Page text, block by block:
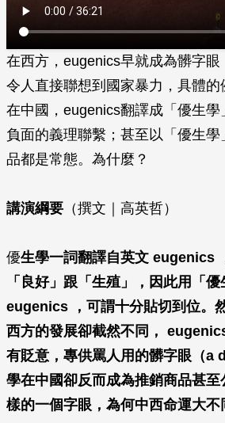
在西方，eugenics早就成為髒字眼
令人直接聯想到國家暴力，具體
在中國，eugenics翻譯成「優生學
負面的義理聯繫；甚至以「優生
品都是常態。為什麼？
講演綱要 （撰文｜高英哲）
優生學一詞翻譯自英文 eugenics
「良好」跟「生殖」，因此用「
eugenics ，可謂十分貼切到位。
西方的發展卻截然不同，
有貶意，專供罵人用的髒字眼（a
學在中國卻反而成為推銷商品甚至
樣的一個字眼，為何中西命運大不